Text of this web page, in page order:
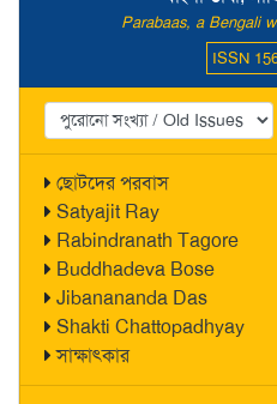
Parabaas, a Bengali
ISSN
ছোটদের পরবাস
Satyajit Ray
Rabindranath Tagore
Buddhadeva Bose
Jibanananda Das
Shakti Chattopadhyay
সাক্ষাৎকার